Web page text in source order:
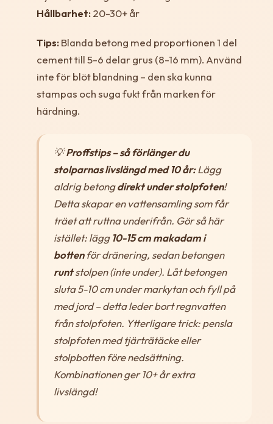
Hållbarhet:20-30+ år
Tips:Blanda betong med proportionen 1 del
cement till 5-6 delar grus (8-16 mm). Använd
inte för blöt blandning – den ska kunna
stampas och suga fukt från marken för
härdning.
💡Proffstips – så förlänger du
stolparnas livslängd med 10 år:Lägg
aldrig betongdirekt under stolpfoten!
Detta skapar en vattensamling som får
träet att ruttna underifrån. Gör så här
istället: lägg 10-15 cm makadam i
bottenför dränering, sedan betongen
runtstolpen (inte under). Låt betongen
sluta 5-10 cm under markytan och fyll på
med jord – detta leder bort regnvatten
från stolpfoten. Ytterligare trick: pensla
stolpfoten med tjärträtäcke eller
stolpbotten före nedsättning.
Kombinationen ger 10+ år extra
livslängd!